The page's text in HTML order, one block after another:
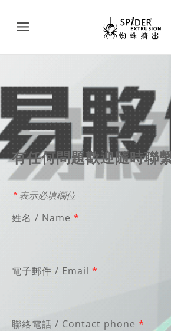
Menu
有任何問題歡迎隨時聯
*表示必填欄位
姓名 / Name *
電子郵件 / Email *
聯絡電話 / Contact phone *